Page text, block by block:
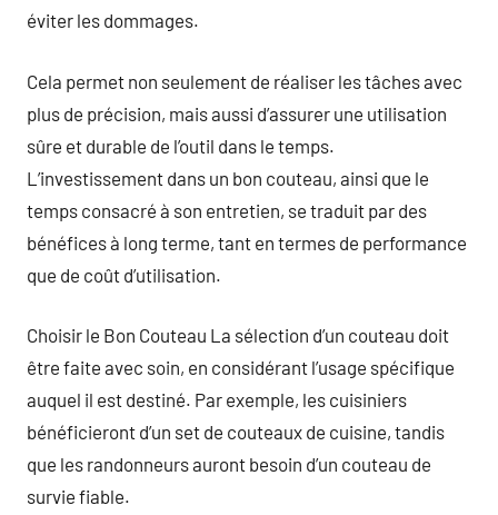
éviter les dommages.
Cela permet non seulement de réaliser les tâches avec
plus de précision, mais aussi d’assurer une utilisation
sûre et durable de l’outil dans le temps.
L’investissement dans un bon couteau, ainsi que le
temps consacré à son entretien, se traduit par des
bénéfices à long terme, tant en termes de performance
que de coût d’utilisation.
Choisir le Bon Couteau La sélection d’un couteau doit
être faite avec soin, en considérant l’usage spécifique
auquel il est destiné. Par exemple, les cuisiniers
bénéficieront d’un set de couteaux de cuisine, tandis
que les randonneurs auront besoin d’un couteau de
survie fiable.